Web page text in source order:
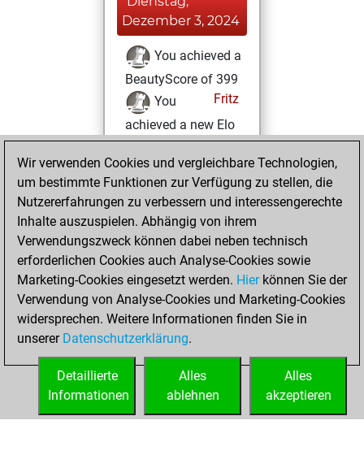
Dezember 3, 2024
You achieved a
BeautyScore of 399
Fritz
You
achieved a new Elo
of 1768
Freitag, Oktober
27, 2023
You won
against Fritz
Fritz
Samstag, Februar
27, 2021
You created
your Fritz account
Wir verwenden Cookies und vergleichbare Technologien,
um bestimmte Funktionen zur Verfügung zu stellen, die
Nutzererfahrungen zu verbessern und interessengerechte
Inhalte auszuspielen. Abhängig von ihrem
Verwendungszweck können dabei neben technisch
erforderlichen Cookies auch Analyse-Cookies sowie
Marketing-Cookies eingesetzt werden. Hierkönnen Sie der
Verwendung von Analyse-Cookies und Marketing-Cookies
widersprechen. Weitere Informationen finden Sie in
unserer Datenschutzerklärung.
Alles
akzeptieren
Alles
ablehnen
Detaillierte
Informationen